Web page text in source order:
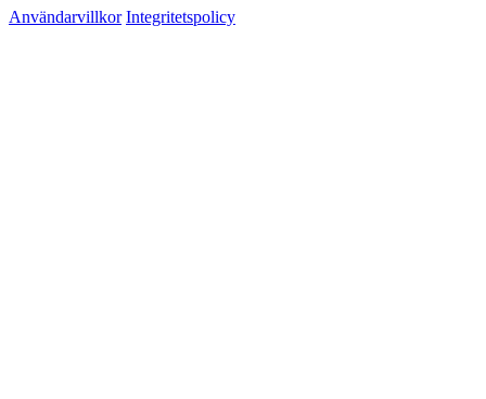
Användarvillkor Integritetspolicy